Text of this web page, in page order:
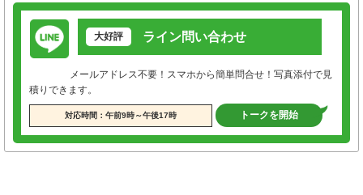
大好評 ライン問い合わせ
メールアドレス不要！スマホから簡単問合せ！写真添付で見
積りできます。
対応時間：午前9時～午後17時 トークを開始